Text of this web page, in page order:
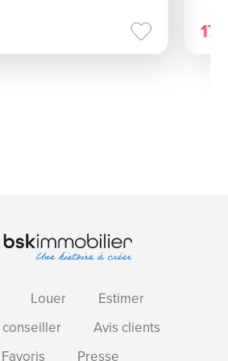
Louer
Estimer
Avis clients
Presse